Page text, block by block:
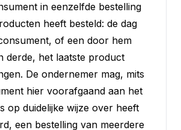
in eenzelfde bestelling
heeft besteld: de dag
of een door hem
derde, het laatste product
De ondernemer mag, mits
hier voorafgaand aan het
op duidelijke wijze over heeft
een bestelling van meerdere